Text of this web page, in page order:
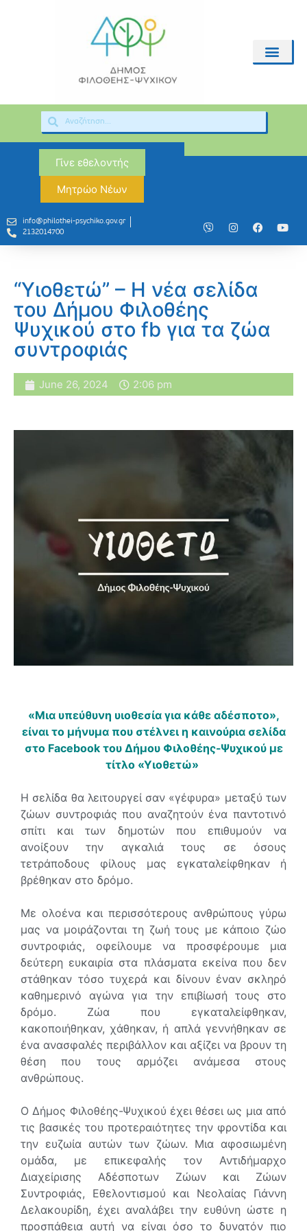
Γίνε εθελοντής
Μητρώο Νέων
info@philothei-psychiko.gov.gr
2132014700
“Υιοθετώ” – Η νέα σελίδα
του Δήμου Φιλοθέης
Ψυχικού στο fb για τα ζώα
συντροφιάς
June 26, 2024 2:06 pm
«Μια υπεύθυνη υιοθεσία για κάθε αδέσποτο»,
είναι το μήνυμα που στέλνει η καινούρια σελίδα
στο Facebook του Δήμου Φιλοθέης-Ψυχικού με
τίτλο «Υιοθετώ»
Η σελίδα θα λειτουργεί σαν «γέφυρα» μεταξύ των
ζώων συντροφιάς που αναζητούν ένα παντοτινό
σπίτι και των δημοτών που επιθυμούν να
ανοίξουν την αγκαλιά τους σε όσους
τετράποδους φίλους μας εγκαταλείφθηκαν ή
βρέθηκαν στο δρόμο.
Με ολοένα και περισσότερους ανθρώπους γύρω
μας να μοιράζονται τη ζωή τους με κάποιο ζώο
συντροφιάς, οφείλουμε να προσφέρουμε μια
δεύτερη ευκαιρία στα πλάσματα εκείνα που δεν
στάθηκαν τόσο τυχερά και δίνουν έναν σκληρό
καθημερινό αγώνα για την επιβίωσή τους στο
δρόμο. Ζώα που εγκαταλείφθηκαν,
κακοποιήθηκαν, χάθηκαν, ή απλά γεννήθηκαν σε
ένα ανασφαλές περιβάλλον και αξίζει να βρουν τη
θέση που τους αρμόζει ανάμεσα στους
ανθρώπους.
Ο Δήμος Φιλοθέης-Ψυχικού έχει θέσει ως μια από
τις βασικές του προτεραιότητες την φροντίδα και
την ευζωία αυτών των ζώων. Μια αφοσιωμένη
ομάδα, με επικεφαλής τον Αντιδήμαρχο
Διαχείρισης Αδέσποτων Ζώων και Ζώων
Συντροφιάς, Εθελοντισμού και Νεολαίας Γιάννη
Δελακουρίδη, έχει αναλάβει την ευθύνη ώστε η
προσπάθεια αυτή να είναι όσο το δυνατόν πιο